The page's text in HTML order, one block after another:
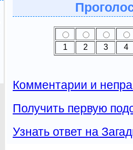
1 2 3 4
Комментарии и
Получить первую
Узнать ответ на